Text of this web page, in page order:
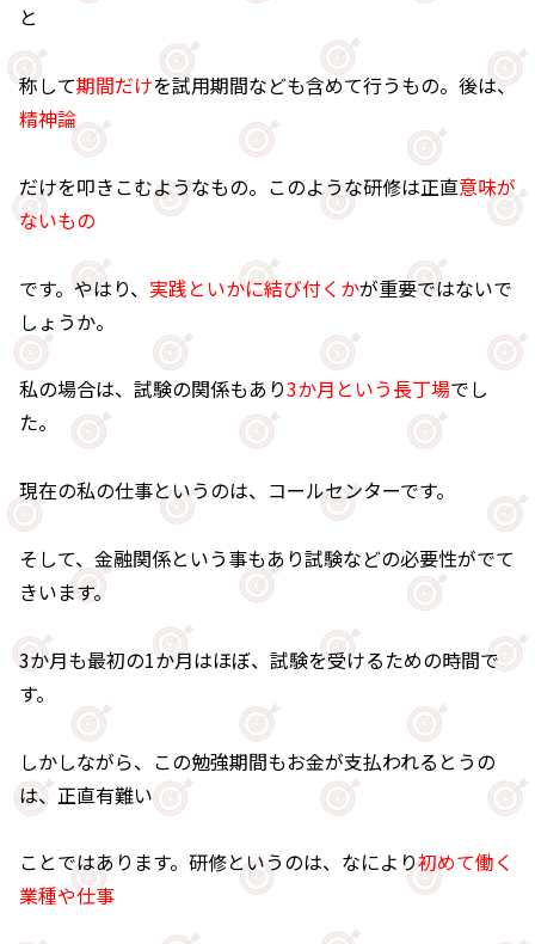
と
称して期間だけを試用期間なども含めて行うもの。後は、
精神論
だけを叩きこむようなもの。このような研修は正直意味が
ないもの
です。やはり、 実践といかに結び付くかが重要ではないで
しょうか。
私の場合は、試験の関係もあり3か月という長丁場でし
た。
現在の私の仕事というのは、コールセンターです。
そして、金融関係という事もあり試験などの必要性がでて
きいます。
3か月も最初の1か月はほぼ、試験を受けるための時間で
す。
しかしながら、この勉強期間もお金が支払われるとうの
は、正直有難い
ことではあります。研修というのは、なにより初めて働く
業種や仕事